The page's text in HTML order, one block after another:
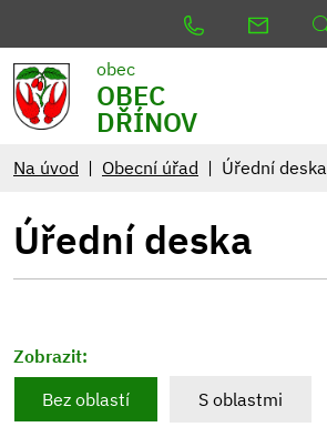
obec
OBEC
DŘÍNOV
Na úvod Obecní úřad Úřední deska
Úřední deska
Zobrazit:
Bez oblastí
S oblastmi